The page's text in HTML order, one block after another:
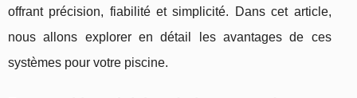
offrant précision, fiabilité et simplicité. Dans cet article,
nous allons explorer en détail les avantages de ces
systèmes pour votre piscine.